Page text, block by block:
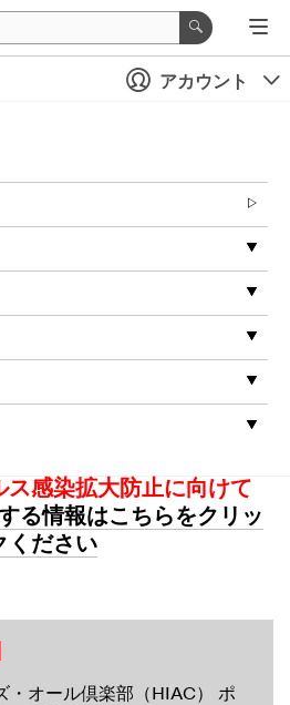
アカウント
感染拡大防止に向けて
る情報はこちらをクリッ
ください
・オール倶楽部（HIAC） ポ